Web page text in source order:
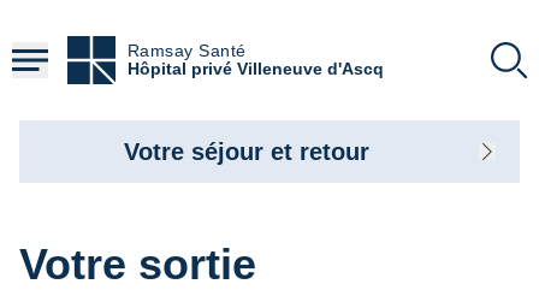
contenu
principal
Ramsay Santé
Hôpital privé Villeneuve d'Ascq
Votre sortie
Votre séjour et retour